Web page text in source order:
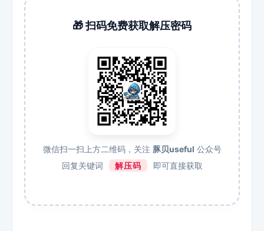
🎁 扫码免费获取解压密码
微信扫一扫上方二维码，关注 豚贝useful 公众号
回复关键词
解压码 即可直接获取